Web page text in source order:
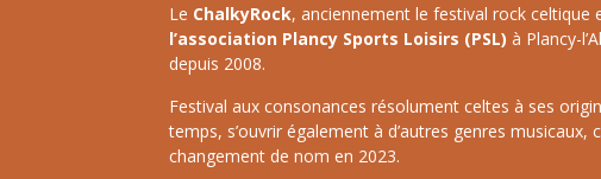
Le ChalkyRock, anciennement le festival rock celtique
l’association Plancy Sports Loisirs (PSL) à Plancy-
depuis 2008.
Festival aux consonances résolument celtes à ses
temps, s’ouvrir également à d’autres genres musicaux,
changement de nom en 2023.